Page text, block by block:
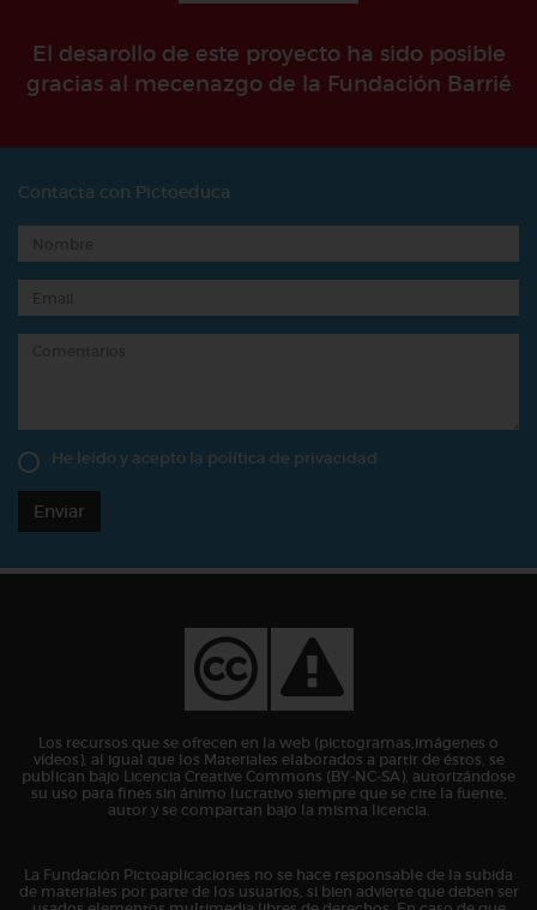
El desarollo de este proyecto ha sido posible
gracias al mecenazgo de la Fundación Barrié
Contacta con Pictoeduca
He leído y acepto la política de privacidad
Enviar
Los recursos que se ofrecen en la web (pictogramas,imágenes o
vídeos), al igual que los Materiales elaborados a partir de éstos, se
publican bajo Licencia Creative Commons (BY-NC-SA), autorizándose
su uso para fines sin ánimo lucrativo siempre que se cite la fuente,
autor y se compartan bajo la misma licencia.
La Fundación Pictoaplicaciones no se hace responsable de la subida
de materiales por parte de los usuarios, si bien advierte que deben ser